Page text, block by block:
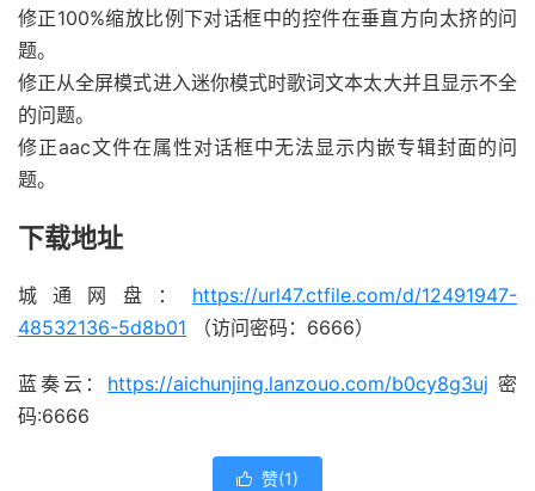
修正100%缩放比例下对话框中的控件在垂直方向太挤的问
题。
修正从全屏模式进入迷你模式时歌词文本太大并且显示不全
的问题。
修正aac文件在属性对话框中无法显示内嵌专辑封面的问
题。
下载地址
城通网盘： https://url47.ctfile.com/d/12491947-
48532136-5d8b01 （访问密码：6666）
蓝奏云： https://aichunjing.lanzouo.com/b0cy8g3uj 密
码:6666
 赞(1)